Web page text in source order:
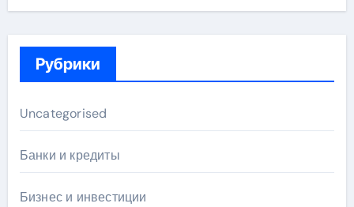
Рубрики
Uncategorised
Банки и кредиты
Бизнес и инвестиции